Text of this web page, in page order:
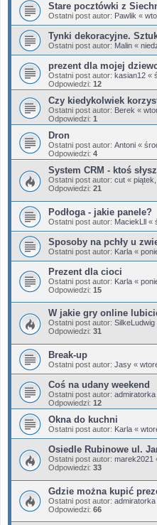
Stare pocztówki z
Ostatni post autor: Pawlik «
Tynki dekoracyjne.
Ostatni post autor: Malin «
prezent dla mojej
Ostatni post autor: kasian12 «
Odpowiedzi: 12
Czy kiedykolwiek
Ostatni post autor: Berek «
Odpowiedzi: 1
Dron
Ostatni post autor: Antoni «
Odpowiedzi: 4
System CRM - ktoś
Ostatni post autor: cut «
Odpowiedzi: 21
Podłoga - jakie panele?
Ostatni post autor: MaciekLll «
Sposoby na pchły u
Ostatni post autor: Karla «
Prezent dla cioci
Ostatni post autor: Karla «
Odpowiedzi: 15
W jakie gry online
Ostatni post autor: SilkeLudwig
Odpowiedzi: 31
Break-up
Ostatni post autor: Jasy «
Coś na udany weekend
Ostatni post autor: admiratorka
Odpowiedzi: 12
Okna do kuchni
Ostatni post autor: Karla «
Osiedle Rubinowe ul.
Ostatni post autor: marek2021
Odpowiedzi: 33
Gdzie można kupić
Ostatni post autor: admiratorka
Odpowiedzi: 66